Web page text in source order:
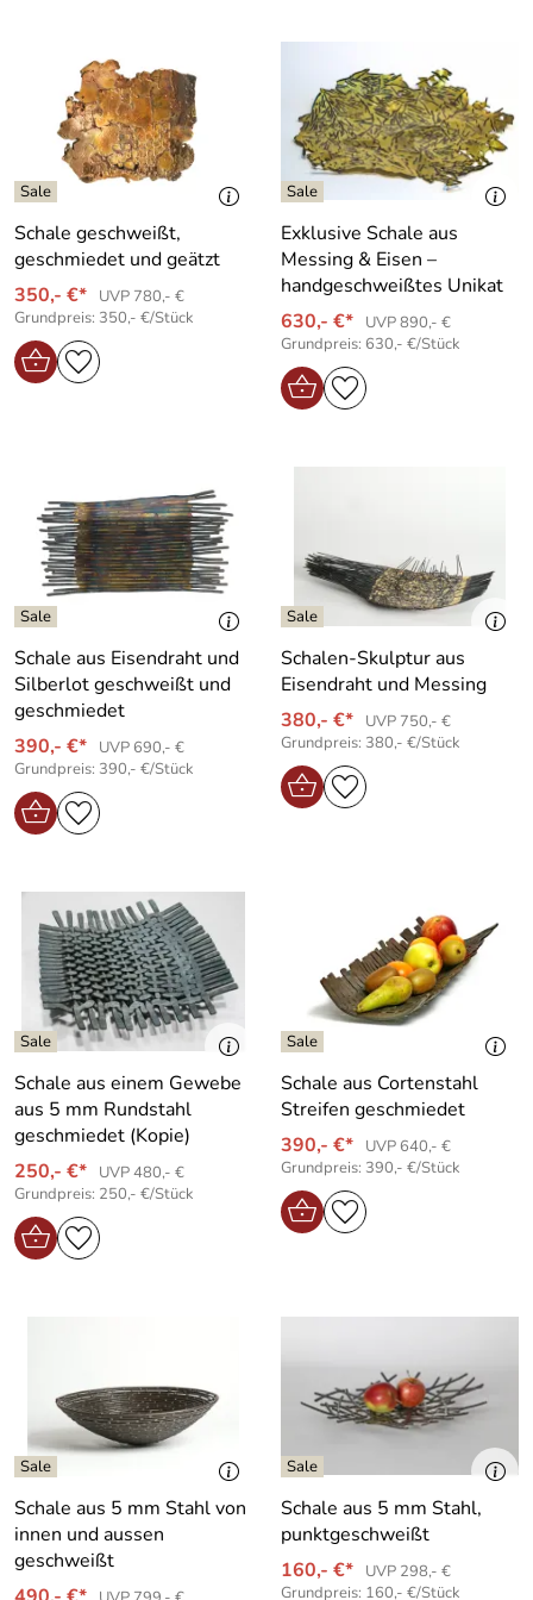
Schale geschweißt,
geschmiedet und geätzt
350,- €*
UVP 780,- €
Grundpreis: 350,- €/Stück
Exklusive Schale aus
Messing & Eisen –
handgeschweißtes Unikat
630,- €*
UVP 890,- €
Grundpreis: 630,- €/Stück
Schale aus Eisendraht und
Silberlot geschweißt und
geschmiedet
390,- €*
UVP 690,- €
Grundpreis: 390,- €/Stück
Schalen-Skulptur aus
Eisendraht und Messing
380,- €*
UVP 750,- €
Grundpreis: 380,- €/Stück
Schale aus einem Gewebe
aus 5 mm Rundstahl
geschmiedet (Kopie)
250,- €*
UVP 480,- €
Grundpreis: 250,- €/Stück
Schale aus Cortenstahl
Streifen geschmiedet
390,- €*
UVP 640,- €
Grundpreis: 390,- €/Stück
Schale aus 5 mm Stahl von
innen und aussen
geschweißt
Schale aus 5 mm Stahl,
punktgeschweißt
160,- €*
UVP 298,- €
Grundpreis: 160,- €/Stück